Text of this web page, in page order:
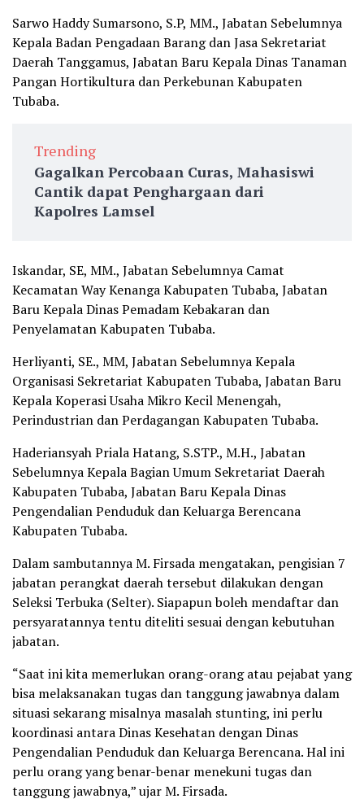
Sarwo Haddy Sumarsono, S.P, MM., Jabatan Sebelumnya
Kepala Badan Pengadaan Barang dan Jasa Sekretariat
Daerah Tanggamus, Jabatan Baru Kepala Dinas Tanaman
Pangan Hortikultura dan Perkebunan Kabupaten
Tubaba.
Trending
Gagalkan Percobaan Curas, Mahasiswi
Cantik dapat Penghargaan dari
Kapolres Lamsel
Iskandar, SE, MM., Jabatan Sebelumnya Camat
Kecamatan Way Kenanga Kabupaten Tubaba, Jabatan
Baru Kepala Dinas Pemadam Kebakaran dan
Penyelamatan Kabupaten Tubaba.
Herliyanti, SE., MM, Jabatan Sebelumnya Kepala
Organisasi Sekretariat Kabupaten Tubaba, Jabatan Baru
Kepala Koperasi Usaha Mikro Kecil Menengah,
Perindustrian dan Perdagangan Kabupaten Tubaba.
Haderiansyah Priala Hatang, S.STP., M.H., Jabatan
Sebelumnya Kepala Bagian Umum Sekretariat Daerah
Kabupaten Tubaba, Jabatan Baru Kepala Dinas
Pengendalian Penduduk dan Keluarga Berencana
Kabupaten Tubaba.
Dalam sambutannya M. Firsada mengatakan, pengisian 7
jabatan perangkat daerah tersebut dilakukan dengan
Seleksi Terbuka (Selter). Siapapun boleh mendaftar dan
persyaratannya tentu diteliti sesuai dengan kebutuhan
jabatan.
“Saat ini kita memerlukan orang-orang atau pejabat yang
bisa melaksanakan tugas dan tanggung jawabnya dalam
situasi sekarang misalnya masalah stunting, ini perlu
koordinasi antara Dinas Kesehatan dengan Dinas
Pengendalian Penduduk dan Keluarga Berencana. Hal ini
perlu orang yang benar-benar menekuni tugas dan
tanggung jawabnya,” ujar M. Firsada.